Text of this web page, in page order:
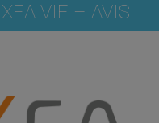
VIE – AVIS